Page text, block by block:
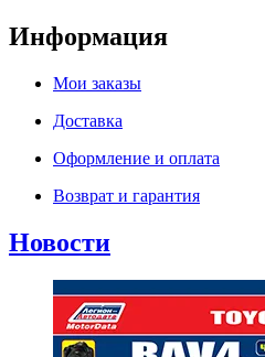
Информация
Мои заказы
Доставка
Оформление и оплата
Возврат и гарантия
Новости